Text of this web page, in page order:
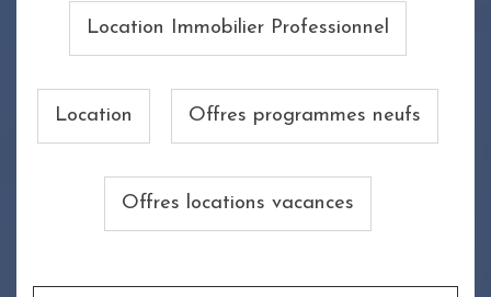
Location Immobilier Professionnel
Location Offres programmes neufs
Offres locations vacances